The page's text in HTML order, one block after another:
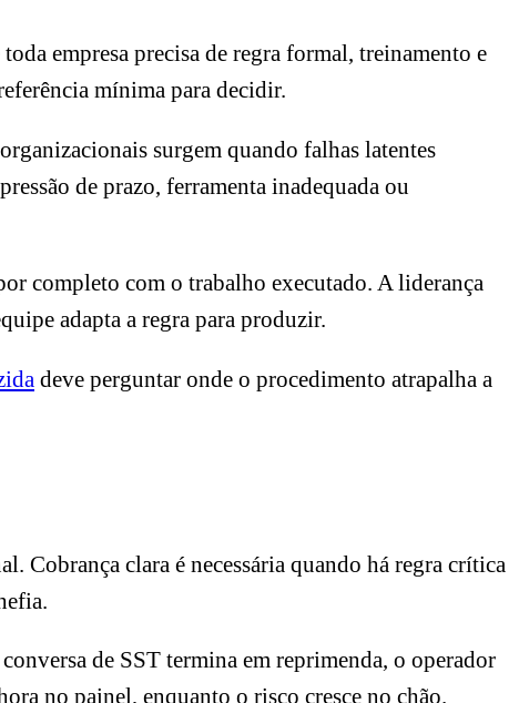
empresa precisa de regra formal, treinamento e
mínima para decidir.
surgem quando falhas latentes
de prazo, ferramenta inadequada ou
completo com o trabalho executado. A liderança
adapta a regra para produzir.
deve perguntar onde o procedimento atrapalha a
Cobrança clara é necessária quando há regra crítica
de SST termina em reprimenda, o operador
no painel, enquanto o risco cresce no chão.